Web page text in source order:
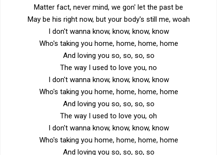
Matter fact, never mind, we gon' let the past be
May be his right now, but your body's still me, woah
I don't wanna know, know, know, know
Who's taking you home, home, home, home
And loving you so, so, so, so
The way I used to love you, no
I don't wanna know, know, know, know
Who's taking you home, home, home, home
And loving you so, so, so, so
The way I used to love you, oh
I don't wanna know, know, know, know
Who's taking you home, home, home, home
And loving you so, so, so, so